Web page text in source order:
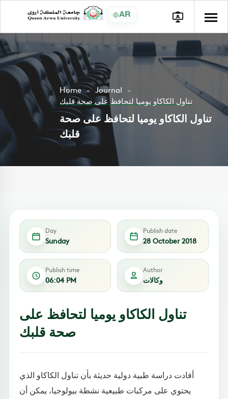
AR
Home
Journal
تناول الكاكاو يوميا لتحافظ على صحة قلبك
تناول الكاكاو يوميا لتحافظ على صحة
قلبك
Day
Sunday
Publish date
28 October 2018
Publish time
06:04 PM
Author
وكالات
تناول الكاكاو يوميا لتحافظ على
صحة قلبك
أفادت دراسة طبية دولية حديثة بأن تناول الكاكاو الذي
يحتوي على مركبات طبيعية نشطة بيولوجيا، يمكن أن